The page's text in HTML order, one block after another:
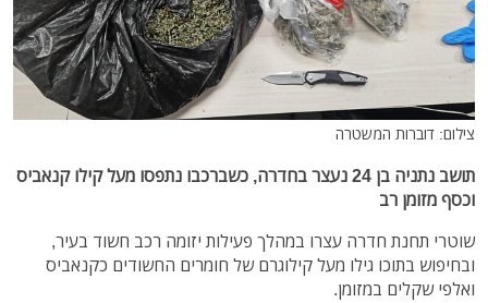
צילום: דוברות המשטרה
תושב נתניה בן 24 נעצר בחדרה, כשברכבו נתפסו מעל קילו קנאביס
וכסף מזומן רב
שוטרי תחנת חדרה עצרו במהלך פעילות יזומה רכב חשוד בעיר,
ובחיפוש בתוכו גילו מעל קילוגרם של חומרים החשודים כקנאביס
ואלפי שקלים במזומן.